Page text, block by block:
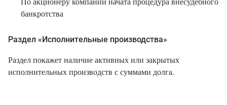
банкротства
Раздел «Исполнительные производства»
Раздел покажет наличие активных или закрытых
исполнительных производств с суммами долга.